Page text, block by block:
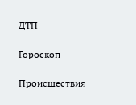
ДТП
Гороскоп
Происшествия